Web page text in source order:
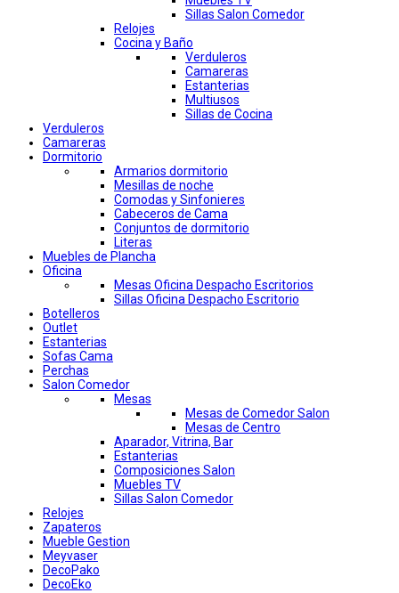
Sillas Salon Comedor
Relojes
Cocina y Baño
Verduleros
Camareras
Estanterias
Multiusos
Sillas de Cocina
Verduleros
Camareras
Dormitorio
Armarios dormitorio
Mesillas de noche
Comodas y Sinfonieres
Cabeceros de Cama
Conjuntos de dormitorio
Literas
Muebles de Plancha
Oficina
Mesas Oficina Despacho Escritorios
Sillas Oficina Despacho Escritorio
Botelleros
Outlet
Estanterias
Sofas Cama
Perchas
Salon Comedor
Mesas
Mesas de Comedor Salon
Mesas de Centro
Aparador, Vitrina, Bar
Estanterias
Composiciones Salon
Muebles TV
Sillas Salon Comedor
Relojes
Zapateros
Mueble Gestion
Meyvaser
DecoPako
DecoEko